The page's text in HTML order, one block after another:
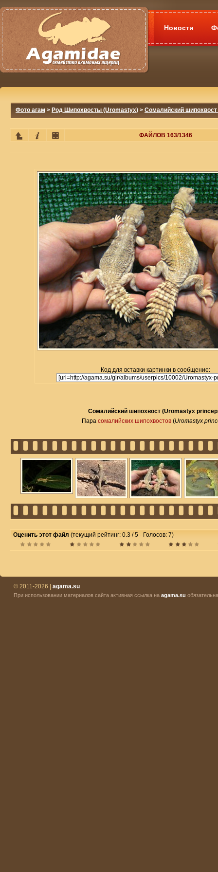
Новости
Фото агам > Род Шипохвосты (Uromastyx) > Сомалийский
ФАЙЛОВ 163/1346
Код для вставки картинки в сообщение:
Сомалийский шипохвост (Uromastyx
Парасомалийских шипохвостов (Uromastyx
Оценить этот файл (текущий рейтинг: 0.3 / 5 - Голосов: 7)
© 2011-2026 | agama.su
При использовании материалов сайта активная ссылка на agama.su